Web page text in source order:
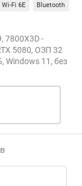
Wi-Fi 6E Bluetooth
7800X3D -
5080, ОЗП 32
Windows 11, без